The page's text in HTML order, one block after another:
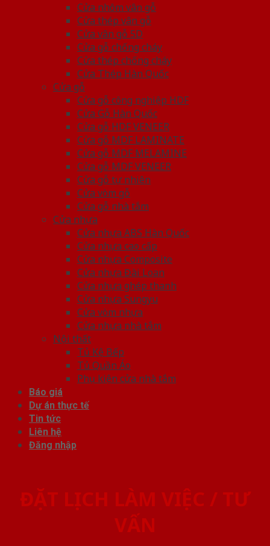
Cửa nhôm vân gỗ
Cửa thép vân gỗ
Cửa vân gỗ 5D
Cửa gỗ chống cháy
Cửa thép chống cháy
Cửa Thép Hàn Quốc
Cửa gỗ
Cửa gỗ công nghiệp HDF
Cửa Gỗ Hàn Quốc
Cửa gỗ HDF VENEER
Cửa gỗ MDF LAMINATE
Cửa gỗ MDF MELAMINE
Cửa gỗ MDF VENEER
Cửa gỗ tự nhiên
Cửa vòm gỗ
Cửa gỗ nhà tắm
Cửa nhựa
Cửa nhựa ABS Hàn Quốc
Cửa nhựa cao cấp
Cửa nhựa Composite
Cửa nhựa Đài Loan
Cửa nhựa ghép thanh
Cửa nhựa Sungyu
Cửa vòm nhựa
Cửa nhựa nhà tắm
Nội thất
Tủ Kệ Bếp
Tủ Quần Áo
Phụ kiện cửa nhà tắm
Báo giá
Dự án thực tế
Tin tức
Liên hệ
Đăng nhập
ĐẶT LỊCH LÀM VIỆC / TƯ
VẤN